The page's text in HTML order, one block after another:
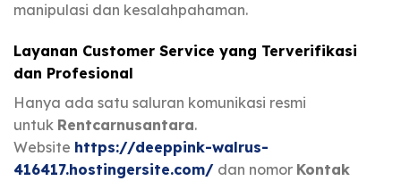
manipulasi dan kesalahpahaman.
Layanan Customer Service yang Terverifikasi
dan Profesional
Hanya ada satu saluran komunikasi resmi
untuk Rentcarnusantara.
Website https://deeppink-walrus-
416417.hostingersite.com/ dan nomor Kontak